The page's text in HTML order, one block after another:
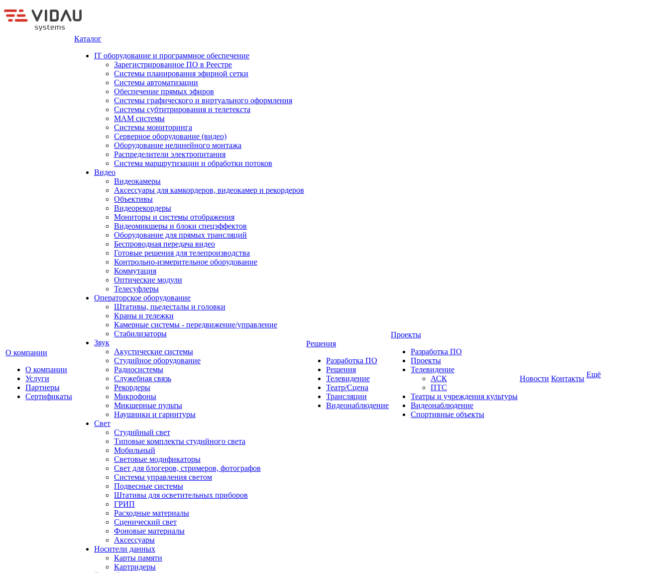
О компании
О компании
Услуги
Партнеры
Сертификаты
Каталог
IT оборудование и программное обеспечение
Зарегистрированное ПО в Реестре
Системы планирования эфирной сетки
Системы автоматизации
Обеспечение прямых эфиров
Системы графического и виртуального оформления
Системы субтитрирования и телетекста
MAM системы
Системы мониторинга
Серверное оборудование (видео)
Оборудование нелинейного монтажа
Распределители электропитания
Система маршрутизации и обработки потоков
Видео
Видеокамеры
Аксессуары для камкордеров, видеокамер и рекордеров
Объективы
Видеорекордеры
Мониторы и системы отображения
Видеомикшеры и блоки спецэффектов
Оборудование для прямых трансляций
Беспроводная передача видео
Готовые решения для телепроизводства
Контрольно-измерительное оборудование
Коммутация
Оптические модули
Телесуфлеры
Операторское оборудование
Штативы, пьедесталы и головки
Краны и тележки
Камерные системы - передвижение/управление
Стабилизаторы
Звук
Акустические системы
Студийное оборудование
Радиосистемы
Служебная связь
Рекордеры
Микрофоны
Микшерные пульты
Наушники и гарнитуры
Свет
Студийный свет
Типовые комплекты студийного света
Мобильный
Световые модификаторы
Свет для блогеров, стримеров, фотографов
Системы управления светом
Подвесные системы
Штативы для осветительных приборов
ГРИП
Расходные материалы
Сценический свет
Фоновые материалы
Аксессуары
Носители данных
Карты памяти
Картридеры
Решения
Разработка ПО
Решения
Телевидение
Театр/Сцена
Трансляции
Видеонаблюдение
Проекты
Разработка ПО
Проекты
Телевидение
АСК
ПТС
Театры и учреждения культуры
Видеонаблюдение
Спортивные объекты
Новости Контакты Ещё